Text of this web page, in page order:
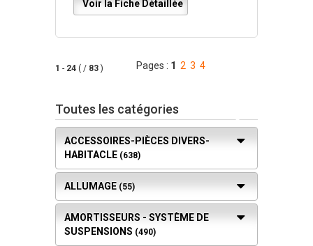
Voir la Fiche Détaillée
1 - 24 ( / 83 ) Pages : 1 2 3 4
Toutes les catégories
ACCESSOIRES-PIÈCES DIVERS-
HABITACLE (638)
ALLUMAGE (55)
AMORTISSEURS - SYSTÈME DE
SUSPENSIONS (490)